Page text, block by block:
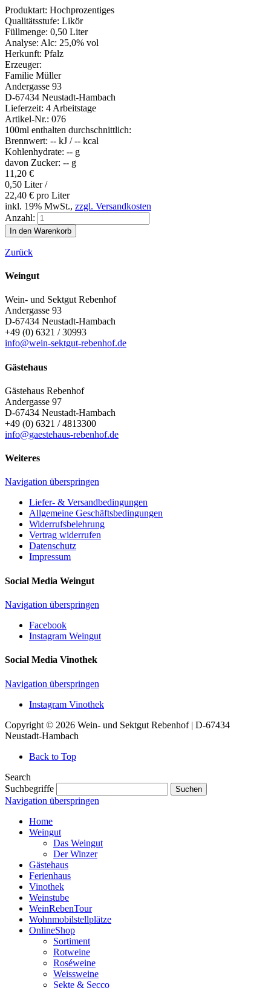
Produktart: Hochprozentiges
Qualitätsstufe: Likör
Füllmenge: 0,50 Liter
Analyse: Alc: 25,0% vol
Herkunft: Pfalz
Erzeuger:
Familie Müller
Andergasse 93
D-67434 Neustadt-Hambach
Lieferzeit: 4 Arbeitstage
Artikel-Nr.: 076
100ml enthalten durchschnittlich:
Brennwert: -- kJ / -- kcal
Kohlenhydrate: -- g
davon Zucker: -- g
11,20 €
0,50 Liter /
22,40 € pro Liter
inkl. 19% MwSt., zzgl. Versandkosten
Anzahl:
Zurück
Weingut
Wein- und Sektgut Rebenhof
Andergasse 93
D-67434 Neustadt-Hambach
+49 (0) 6321 / 30993
info@wein-sektgut-rebenhof.de
Gästehaus
Gästehaus Rebenhof
Andergasse 97
D-67434 Neustadt-Hambach
+49 (0) 6321 / 4813300
info@gaestehaus-rebenhof.de
Weiteres
Navigation überspringen
Liefer- & Versandbedingungen
Allgemeine Geschäftsbedingungen
Widerrufsbelehrung
Vertrag widerrufen
Datenschutz
Impressum
Social Media Weingut
Navigation überspringen
Facebook
Instagram Weingut
Social Media Vinothek
Navigation überspringen
Instagram Vinothek
Copyright © 2026 Wein- und Sektgut Rebenhof | D-67434
Neustadt-Hambach
Back to Top
Search
Suchbegriffe
Suchen
Navigation überspringen
Home
Weingut
Das Weingut
Der Winzer
Gästehaus
Ferienhaus
Vinothek
Weinstube
WeinRebenTour
Wohnmobilstellplätze
OnlineShop
Sortiment
Rotweine
Roséweine
Weissweine
Sekte & Secco